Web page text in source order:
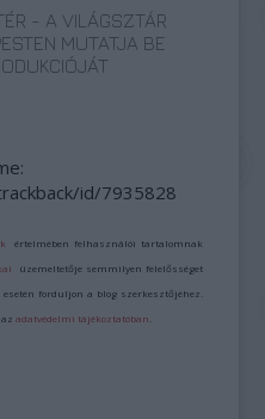
- A VILÁGSZTÁR
MUTATJA BE
id/7935828
értelmében felhasználói tartalomnak
üzemeltetője semmilyen felelősséget
forduljon a blog szerkesztőjéhez.
azadatvédelmi tájékoztatóban